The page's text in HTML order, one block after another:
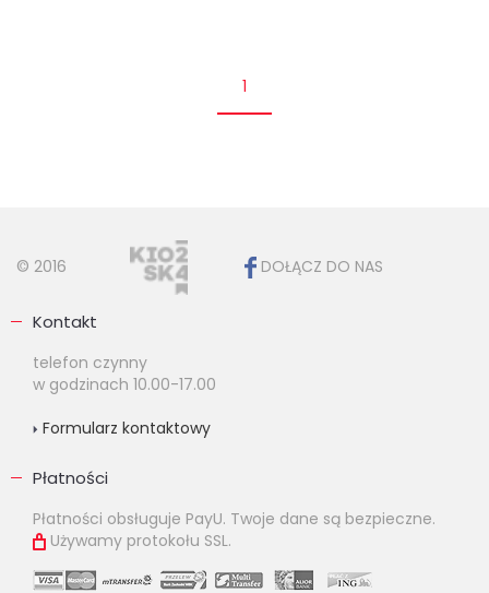
1
© 2016 DOŁĄCZ DO NAS
Kontakt
telefon czynny
w godzinach 10.00-17.00
Formularz kontaktowy
Płatności
Płatności obsługuje PayU. Twoje dane są bezpieczne.
Używamy protokołu SSL.